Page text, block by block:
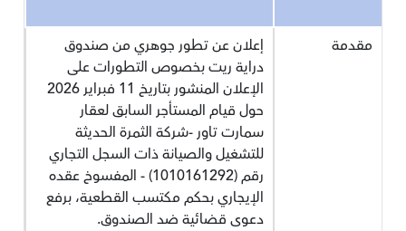
مقدمة
إعلان عن تطور جوهري من صندوق
دراية ريت بخصوص التطورات على
الإعلان المنشور بتاريخ 11 فبراير 2026
حول قيام المستأجر السابق لعقار
سمارت تاور -شركة الثمرة الحديثة
للتشغيل والصيانة ذات السجل التجاري
رقم (1010161292) - المفسوخ عقده
الإيجاري بحكم مكتسب القطعية، برفع
دعوى قضائية ضد الصندوق.